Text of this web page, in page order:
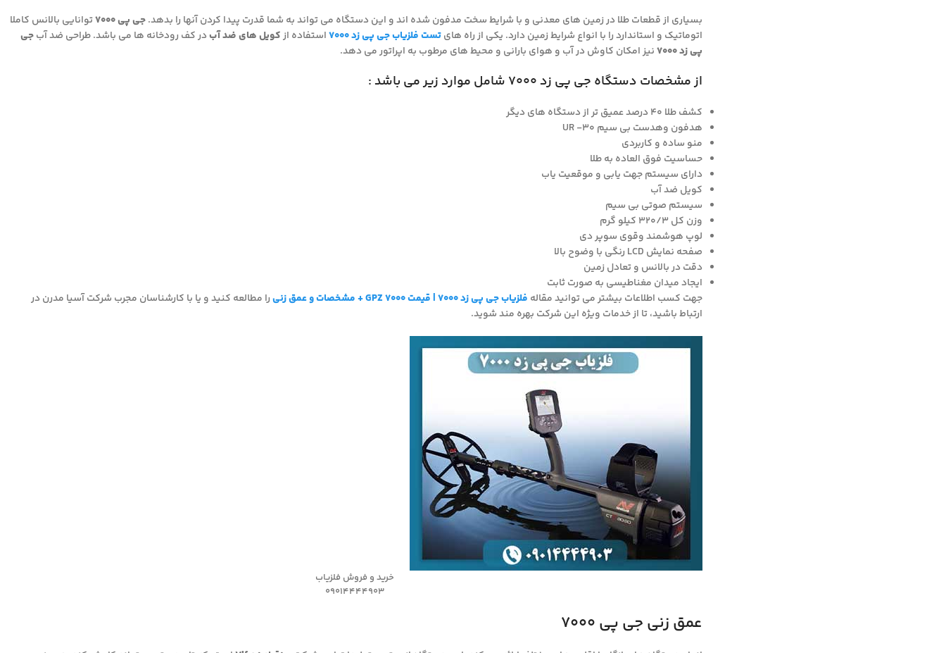
بسیاری از قطعات طلا در زمین های معدنی و با شرایط سخت مدفون شده اند و این دستگاه می تواند به شما قدرت پیدا کردن آنها را بدهد.جی پی ۷۰۰۰
توانایی بالانس کاملا
اتوماتیک و استاندارد را با انواع شرایط زمین دارد. یکی از راه هایتست فلزیاب جی پی زد 7000 استفاده ازکویل های ضد آبدر کف رودخانه ها می باشد. طراحی ضد آبجی
پی زد ۷۰۰۰
نیز امکان کاوش در آب و هوای بارانی و محیط های مرطوب به اپراتور می دهد.
از مشخصات دستگاه جی پی زد ۷۰۰۰ شامل موارد زیر می باشد :
کشف طلا 40 درصد عمیق تر از دستگاه های دیگر
هدفون وهدست بی سیم UR -30
منو ساده و کاربردی
حساسیت فوق العاده به طلا
دارای سیستم جهت یابی و موقعیت یاب
کویل ضد آب
سیستم صوتی بی سیم
وزن کل 320/3 کیلو گرم
لوپ هوشمند وقوی سوپر دی
صفحه نمایش LCD رنگی با وضوح بالا
دقت در بالانس و تعادل زمین
ایجاد میدان مغناطیسی به صورت ثابت
جهت کسب اطلاعات بیشتر می توانید مقاله فلزیاب جی پی زد 7000 | قیمت GPZ 7000 + مشخصات و عمق زنی
را مطالعه کنید و یا با کارشناسان مجرب شرکت آسیا مدرن در
ارتباط باشید، تا از خدمات ویژه این شرکت بهره مند شوید.
خرید و فروش فلزیاب
09014444903
عمق زنی جی پی 7000